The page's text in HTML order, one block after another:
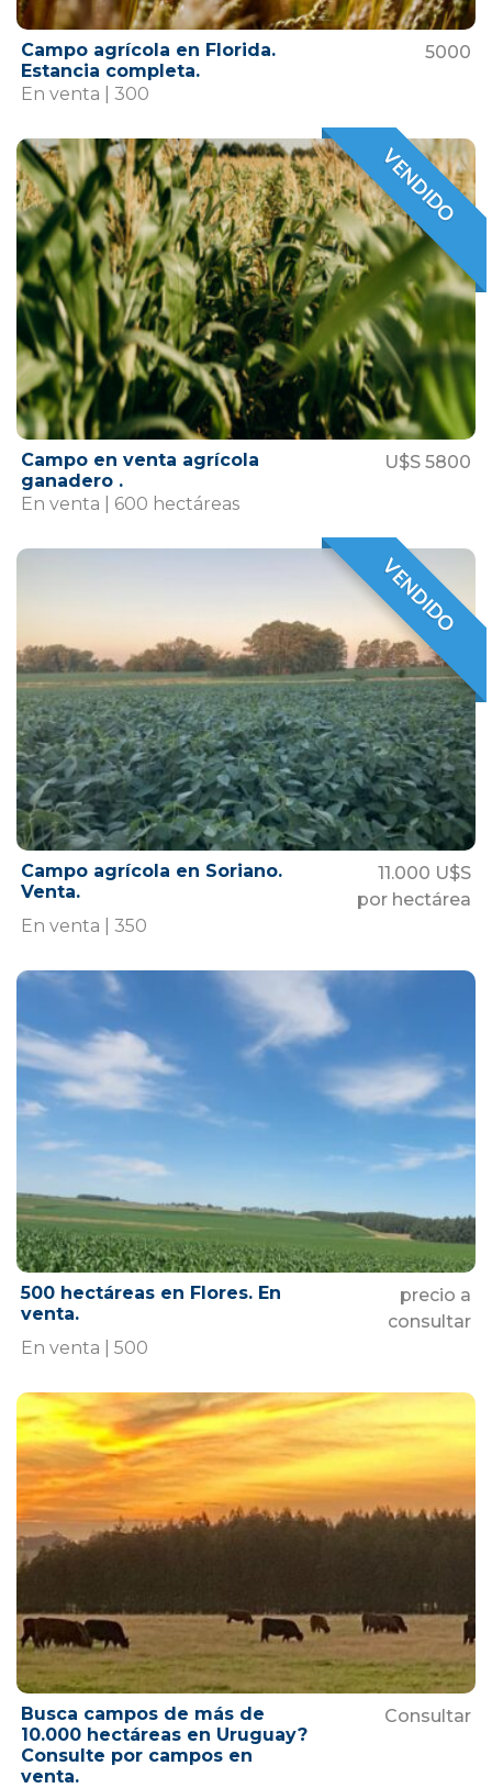
Campo agrícola en Florida.
Estancia completa.
5000
En venta | 300
VENDIDO
VENDIDO
Campo en venta agrícola
ganadero .
U$S 5800
En venta | 600 hectáreas
VENDIDO
VENDIDO
Campo agrícola en Soriano.
Venta.
11.000 U$S
por hectárea
En venta | 350
500 hectáreas en Flores. En
venta.
precio a
consultar
En venta | 500
Busca campos de más de
10.000 hectáreas en Uruguay?
Consulte por campos en
venta.
Consultar